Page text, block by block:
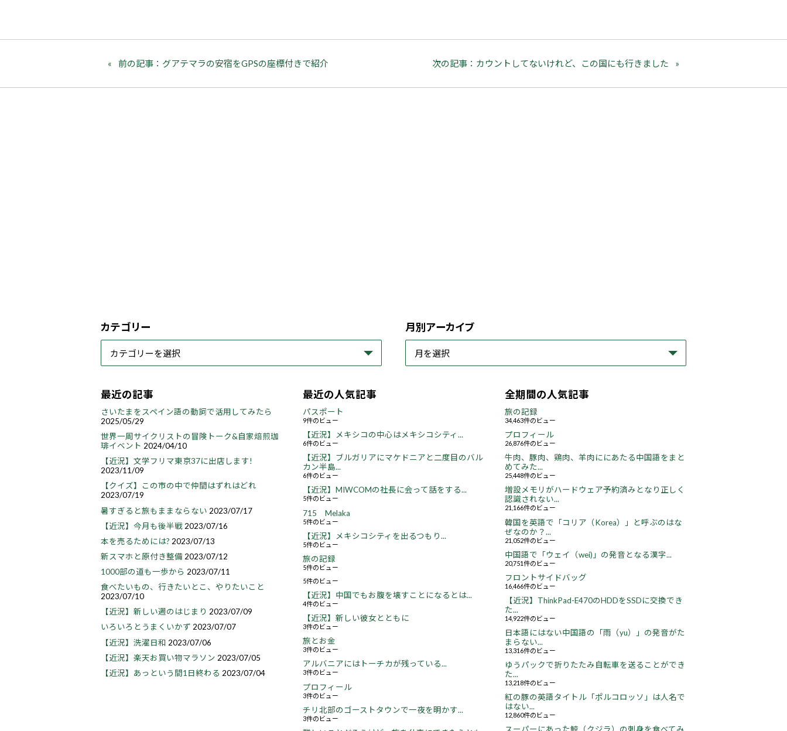
前の記事：グアテマラの安宿をGPSの座標付きで紹介 次の記事：カウントしてないけれど、この国にも行きました
カテゴリー 月別アーカイブ
最近の記事
さいたまをスペイン語の動詞で活用してみたら
2025/05/29
世界一周サイクリストの冒険トーク&自家焙煎珈
琲イベント 2024/04/10
【近況】文学フリマ東京37に出店します!
2023/11/09
【クイズ】この市の中で仲間はずれはどれ
2023/07/19
暑すぎると旅もままならない 2023/07/17
【近況】今月も後半戦 2023/07/16
本を売るためには? 2023/07/13
新スマホと原付き整備 2023/07/12
1000部の道も一歩から 2023/07/11
食べたいもの、行きたいとこ、やりたいこと
2023/07/10
【近況】新しい週のはじまり 2023/07/09
いろいろとうまくいかず 2023/07/07
【近況】洗濯日和 2023/07/06
【近況】楽天お買い物マラソン 2023/07/05
【近況】あっという間1日終わる 2023/07/04
最近の人気記事
パスポート
9件のビュー
【近況】メキシコの中心はメキシコシティ...
6件のビュー
【近況】ブルガリアにマケドニアと二度目のバル
カン半島...
6件のビュー
【近況】MIWCOMの社長に会って話をする...
5件のビュー
715 Melaka
5件のビュー
【近況】メキシコシティを出るつもり...
5件のビュー
旅の記録
5件のビュー
5件のビュー
【近況】中国でもお腹を壊すことになるとは...
4件のビュー
【近況】新しい彼女とともに
3件のビュー
旅とお金
3件のビュー
アルバニアにはトーチカが残っている...
3件のビュー
プロフィール
3件のビュー
チリ北部のゴーストタウンで一夜を明かす...
3件のビュー
全期間の人気記事
旅の記録
34,463件のビュー
プロフィール
26,876件のビュー
牛肉、豚肉、鶏肉、羊肉ににあたる中国語をまと
めてみた...
25,448件のビュー
増設メモリがハードウェア予約済みとなり正しく
認識されない...
21,166件のビュー
韓国を英語で「コリア（Korea）」と呼ぶのはな
ぜなのか？...
21,052件のビュー
中国語で「ウェイ（wei)」の発音となる漢字...
20,751件のビュー
フロントサイドバッグ
16,466件のビュー
【近況】ThinkPad-E470のHDDをSSDに交換でき
た...
14,922件のビュー
日本語にはない中国語の「雨（yu）」の発音がた
まらない...
13,316件のビュー
ゆうパックで折りたたみ自転車を送ることができ
た...
13,218件のビュー
紅の豚の英語タイトル「ポルコロッソ」は人名で
はない...
12,860件のビュー